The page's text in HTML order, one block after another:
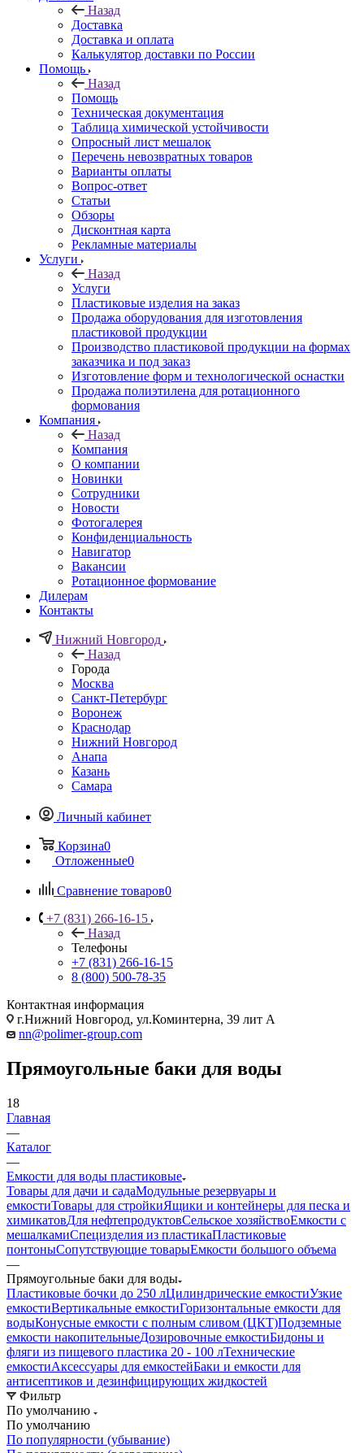
Назад
Доставка
Доставка и оплата
Калькулятор доставки по России
Помощь
Назад
Помощь
Техническая документация
Таблица химической устойчивости
Опросный лист мешалок
Перечень невозвратных товаров
Варианты оплаты
Вопрос-ответ
Статьи
Обзоры
Дисконтная карта
Рекламные материалы
Услуги
Назад
Услуги
Пластиковые изделия на заказ
Продажа оборудования для изготовления
пластиковой продукции
Производство пластиковой продукции на формах
заказчика и под заказ
Изготовление форм и технологической оснастки
Продажа полиэтилена для ротационного
формования
Компания
Назад
Компания
О компании
Новинки
Сотрудники
Новости
Фотогалерея
Конфиденциальность
Навигатор
Вакансии
Ротационное формование
Дилерам
Контакты
Нижний Новгород
Назад
Города
Москва
Санкт-Петербург
Воронеж
Краснодар
Нижний Новгород
Анапа
Казань
Самара
Личный кабинет
Корзина0
Отложенные0
Сравнение товаров0
+7 (831) 266-16-15
Назад
Телефоны
+7 (831) 266-16-15
8 (800) 500-78-35
Контактная информация
г.Нижний Новгород, ул.Коминтерна, 39 лит А
nn@polimer-group.com
Прямоугольные баки для воды
18
Главная
—
Каталог
—
Емкости для воды пластиковые
Товары для дачи и садаМодульные резервуары и
емкостиТовары для стройкиЯщики и контейнеры для песка и
химикатовДля нефтепродуктовСельское хозяйствоЕмкости с
мешалкамиСпецизделия из пластикаПластиковые
понтоныСопутствующие товарыЕмкости большого объема
—
Прямоугольные баки для воды
Пластиковые бочки до 250 лЦилиндрические емкостиУзкие
емкостиВертикальные емкостиГоризонтальные емкости для
водыКонусные емкости с полным сливом (ЦКТ)Подземные
емкости накопительныеДозировочные емкостиБидоны и
фляги из пищевого пластика 20 - 100 лТехнические
емкостиАксессуары для емкостейБаки и емкости для
антисептиков и дезинфицирующих жидкостей
Фильтр
По умолчанию
По умолчанию
По популярности (убывание)